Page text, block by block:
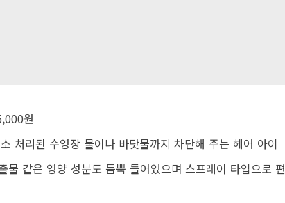
원
처리된 수영장 물이나 바닷물까지 차단해 주는 헤어 아이
물 같은 영양 성분도 듬뿍 들어있으며 스프레이 타입으로 편